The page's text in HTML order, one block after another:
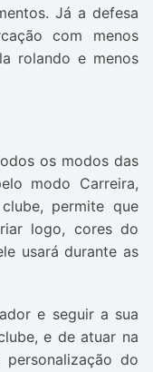
Já a defesa
com menos
rolando e menos
os modos das
modo Carreira,
permite que
logo, cores do
usará durante as
e seguir a sua
e de atuar na
do